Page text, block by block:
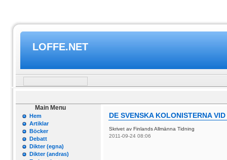
LOFFE.NET
Main Menu
Hem
Artiklar
Böcker
Debatt
Dikter (egna)
Dikter (andras)
DE SVENSKA KOLONISTERNA
Skrivet av Finlands Allmänna Tidning
2011-09-24 08:06